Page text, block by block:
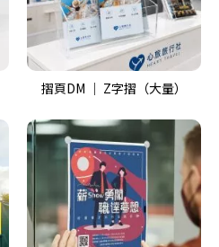
摺頁DM ｜ Z字摺（大量）